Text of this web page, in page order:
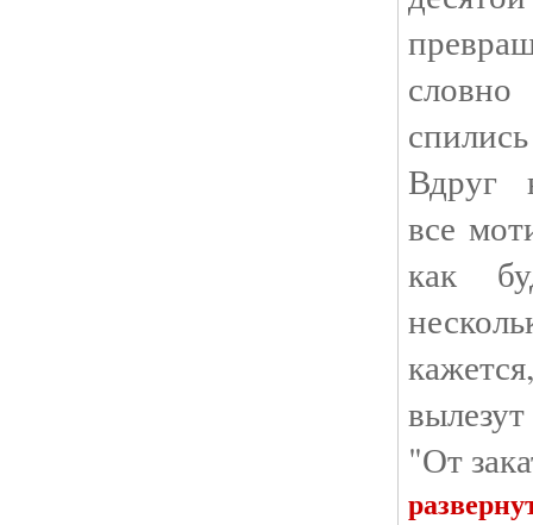
Вдруг
все
как
"От